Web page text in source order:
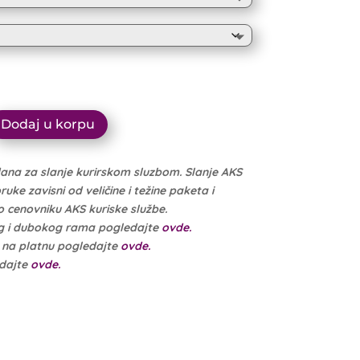
10.999 рсд
through
10.449 рсд
Dodaj u korpu
za slanje kurirskom sluzbom. Slanje AKS
zavisni od veličine i težine paketa i
AKS kuriske službe.
i dubokog rama pogledajte ovde.
na platnu pogledajte ovde.
ovde.